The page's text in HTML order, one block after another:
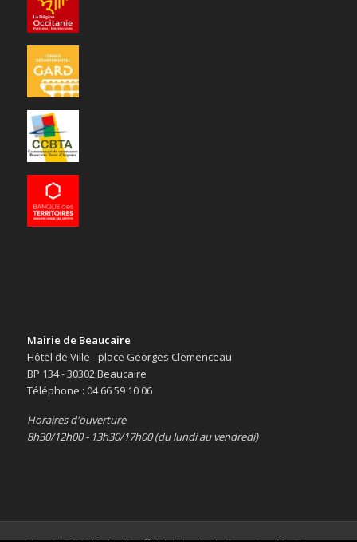
Mairie de Beaucaire
Hôtel de Ville - place Georges Clemenceau
BP 134 - 30302 Beaucaire
Téléphone : 04 66 59 10 06
Horaires d'ouverture
8h30/12h00 - 13h30/17h00 (du lundi au vendredi)